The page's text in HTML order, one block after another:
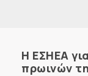
Η ΕΣΗΕΑ
πρωινών